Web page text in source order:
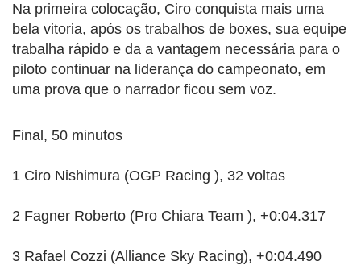
Na primeira colocação, Ciro conquista mais uma
bela vitoria, após os trabalhos de boxes, sua equipe
trabalha rápido e da a vantagem necessária para o
piloto continuar na liderança do campeonato, em
uma prova que o narrador ficou sem voz.
Final, 50 minutos
1 Ciro Nishimura (OGP Racing ), 32 voltas
2 Fagner Roberto (Pro Chiara Team ), +0:04.317
3 Rafael Cozzi (Alliance Sky Racing), +0:04.490